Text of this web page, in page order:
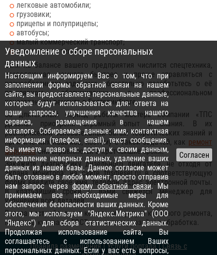
легковые автомобили;
грузовики;
прицепы и полуприцепы;
автобусы;
малый коммерческий транспорт;
специальная техника.
Если на балансе вашего предприятия числится спецтехника,
позволяющая намного быстрее и проще справляться с
разнообразными задачами, обязательно позаботьтесь о её
регулярном обслуживании, о профессиональном
качественном ремонте в Екатеринбурге.
За длительный период работы мастера компании «ТПС
Дизель» приобрели огромный опыт и знания. В их
распоряжении основательный багаж теоретических знаний и
практических навыков, поэтому с такой задачей, как ремонт
форсунокони справляются в кратчайшие сроки.
Закажите диагностику дизельного двигателя, не отходя от
экрана монитора: на сайте tpsdiesel.ru в соответствующую
форму введите свое имя, телефон, адрес электронной почты.
В кратчайшие сроки с вами свяжется менеджер для
уточнения всех деталей.
Всегда востребована в компании и услуга кузовного ремонта,
покраска кузова по ГОСТ, его антикоррозийная обработка.
Правила размещения|Услуги портала|Связь с
Уведомление о сборе персональных
данных
Настоящим информируем Вас о том, что при
заполнении формы обратной связи на нашем
сайте, вы предоставляете персональные данные,
которые будут использоваться для: ответа на
ваши запросы, улучшения качества нашего
сервиса, размещения в нашем
каталоге. Собираемые данные: имя, контактная
информация (телефон, email), текст сообщения.
Вы имеете право на: доступ к своим данным,
исправление неверных данных, удаление ваших
данных из нашей базы. Данное согласие может
быть отозвано в любой момент, просто отправив
нам запрос черезформу обратной связи. Мы
принимаем все необходимые меры для
обеспечения безопасности ваших данных. Кроме
этого, мы используем "Яндекс.Метрика" (ООО
"Яндекс") для сбора статистических данных.
Продолжая использование сайта, Вы
соглашаетесь с использованием Ваших
персональных данных. Если у вас есть вопросы,